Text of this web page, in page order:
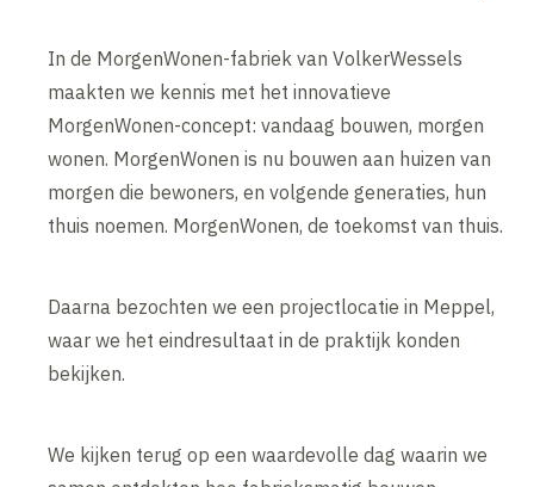
In de MorgenWonen-fabriek van VolkerWessels
maakten we kennis met het innovatieve
MorgenWonen-concept: vandaag bouwen, morgen
wonen. MorgenWonen is nu bouwen aan huizen van
morgen die bewoners, en volgende generaties, hun
thuis noemen. MorgenWonen, de toekomst van thuis.
Daarna bezochten we een projectlocatie in Meppel,
waar we het eindresultaat in de praktijk konden
bekijken.
We kijken terug op een waardevolle dag waarin we